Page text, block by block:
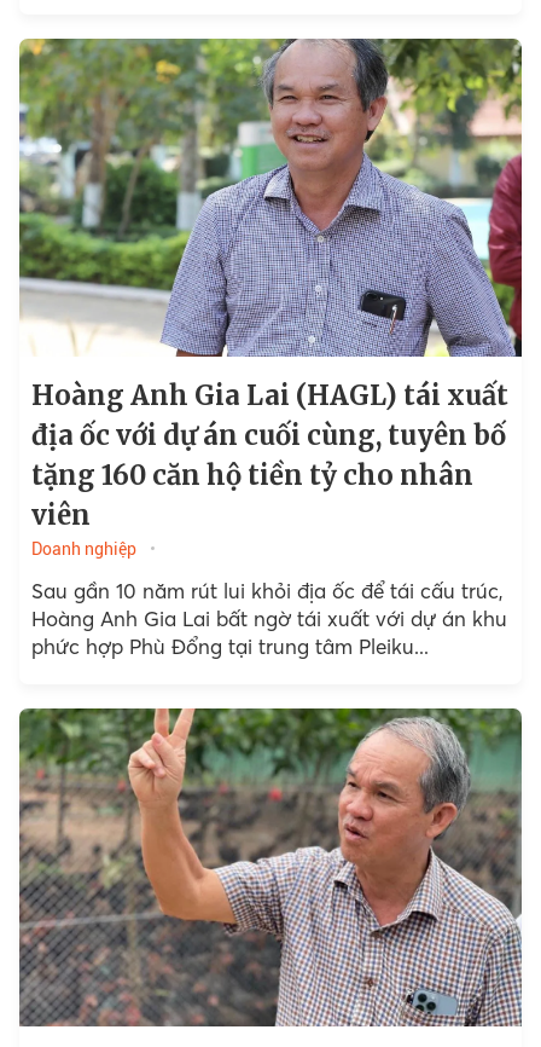
Hoàng Anh Gia Lai (HAGL) tái xuất
địa ốc với dự án cuối cùng, tuyên bố
tặng 160 căn hộ tiền tỷ cho nhân
viên
Doanh nghiệp
Sau gần 10 năm rút lui khỏi địa ốc để tái cấu trúc,
Hoàng Anh Gia Lai bất ngờ tái xuất với dự án khu
phức hợp Phù Đổng tại trung tâm Pleiku...